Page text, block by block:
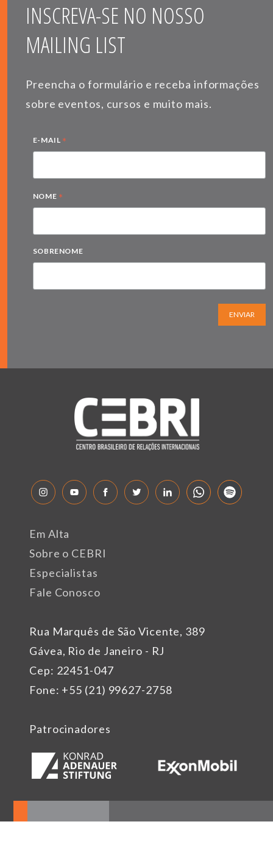
INSCREVA-SE NO NOSSO
MAILING LIST
Preencha o formulário e receba informações
sobre eventos, cursos e muito mais.
E-MAIL *
NOME *
SOBRENOME
ENVIAR
Rua Marquês de São Vicente, 389
Gávea, Rio de Janeiro - RJ
Cep: 22451-047
Fone: +55 (21) 99627-2758
Em Alta
Sobre o CEBRI
Especialistas
Fale Conosco
Patrocinadores